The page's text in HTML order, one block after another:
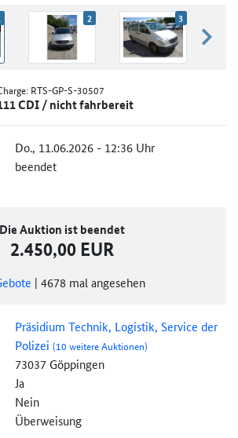
2 3
RTS-GP-S-30507
CDI / nicht fahrbereit
Do., 11.06.2026 - 12:36 Uhr
beendet
Die Auktion ist beendet
2.450,00 EUR
| 4678 mal angesehen
Präsidium Technik, Logistik, Service der
Polizei(10 weitere Auktionen)
73037 Göppingen
Ja
Nein
Überweisung